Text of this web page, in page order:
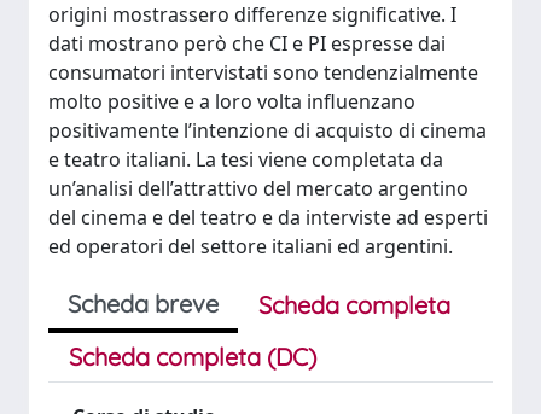
origini mostrassero differenze significative. I
dati mostrano però che CI e PI espresse dai
consumatori intervistati sono tendenzialmente
molto positive e a loro volta influenzano
positivamente l’intenzione di acquisto di cinema
e teatro italiani. La tesi viene completata da
un’analisi dell’attrattivo del mercato argentino
del cinema e del teatro e da interviste ad esperti
ed operatori del settore italiani ed argentini.
Scheda breve
Scheda completa
Scheda completa (DC)